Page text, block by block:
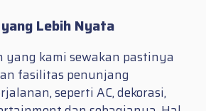
Lebih Nyata
yang kami sewakan pastinya
fasilitas penunjang
seperti AC, dekorasi,